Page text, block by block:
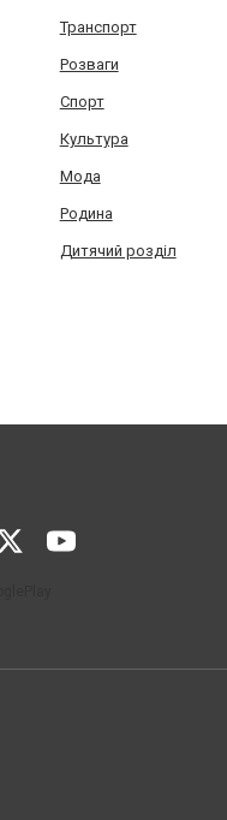
Транспорт
Розваги
Спорт
Культура
Мода
Родина
Дитячий розділ